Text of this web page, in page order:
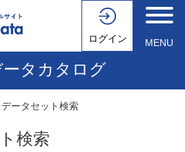
ログイン MENU
ータカタログ
データセット検索
検索